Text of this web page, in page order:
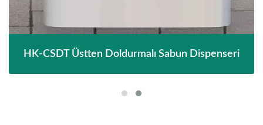
HK-CSDT Üstten Doldurmalı Sabun Dispenseri